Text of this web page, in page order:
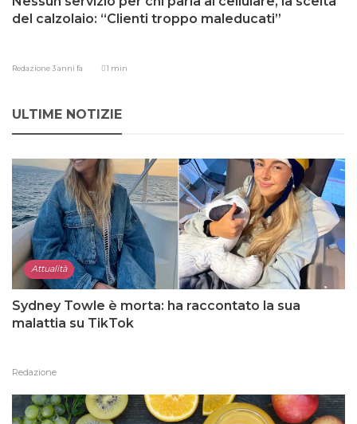
del calzolaio: “Clienti troppo maleducati”
Redazione3 anni fa 1 min
ULTIME NOTIZIE
Attualità
Sydney Towle è morta: ha raccontato la sua
malattia su TikTok
Redazione